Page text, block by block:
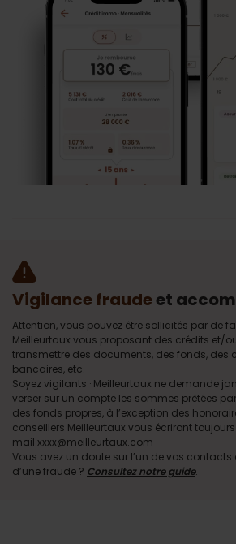
Vigilance fraudeet
Attention, vous pouvez être sollicités par de
Meilleurtaux vous proposant des crédits et/
transmettre des documents, des fonds, des
bancaires, etc.
Soyez vigilants · Meilleurtaux ne demande
verser sur un compte les sommes prêtées
des fonds propres, à l’exception des
conseillers Meilleurtaux vous écriront
mail xxxx@meilleurtaux.com
Vous avez un doute sur l’un de vos contacts
d’une fraude ? Consultez notre guide.